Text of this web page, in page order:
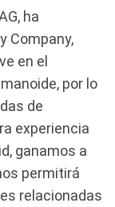
ha
Company,
en el
por lo
de
experiencia
ganamos a
permitirá
relacionadas